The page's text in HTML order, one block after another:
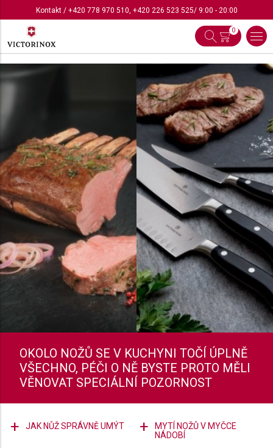
Kontakt/ +420 778 970 510, +420 226 523 525/ 9:00 - 20:00
0
OKOLO NOŽŮ SE V KUCHYNI TOČÍ ÚPLNĚ
VŠECHNO, PÉČI O NĚ BYSTE PROTO MĚLI
VĚNOVAT SPECIÁLNÍ POZORNOST
JAK NŮŽ SPRÁVNĚ UMÝT
MYTÍ NOŽŮ V MYČCE
NÁDOBÍ